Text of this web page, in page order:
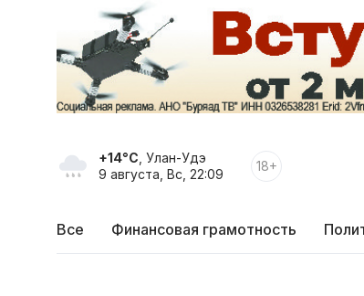
+14°C , Улан-Удэ
9 августа, Вс, 22:09
18+
Все Финансовая грамотность